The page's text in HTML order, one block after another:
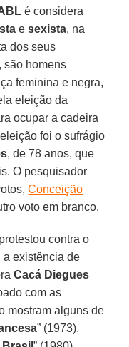
é considera
esexista, na
dos seus
são homens
feminina e negra,
eleição da
ocupar a cadeira
foi o sufrágio
, de 78 anos, que
O pesquisador
Conceição
voto em branco.
protestou contra o
a existência de
Cacá Diegues
com as
mostram alguns de
” (1973),